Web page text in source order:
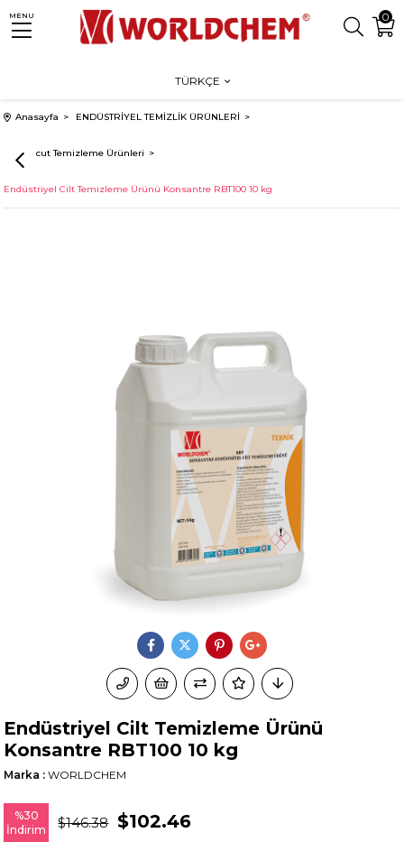
0
MENU
TÜRKÇE
Anasayfa ENDÜSTRİYEL TEMİZLİK ÜRÜNLERİ
El & Vücut Temizleme Ürünleri
Endüstriyel Cilt Temizleme Ürünü Konsantre RBT100 10 kg
Endüstriyel Cilt Temizleme Ürünü
Konsantre RBT100 10 kg
Marka : WORLDCHEM
%30
İndirim
$146.38 $102.46